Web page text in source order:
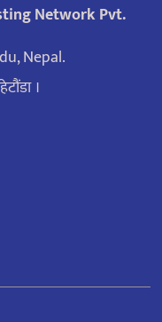
Network Pvt.
Nepal.
।